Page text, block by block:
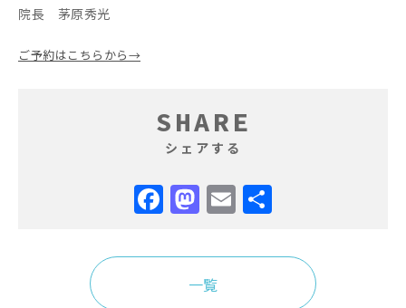
院長 茅原秀光
ご予約はこちらから→
SHARE
シェアする
Facebook
Mastodon
Email
一覧